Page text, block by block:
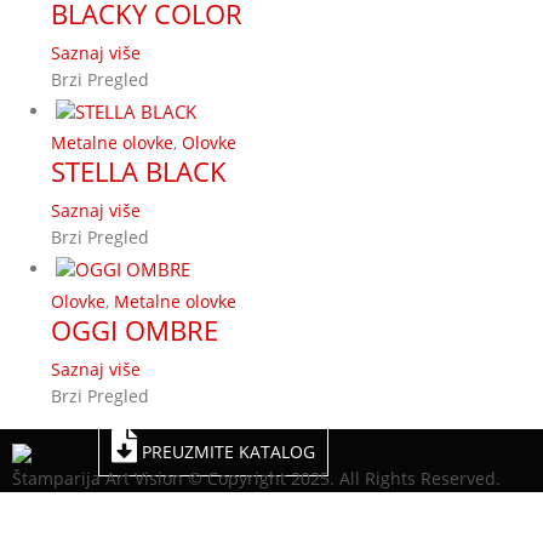
BLACKY COLOR
Saznaj više
Brzi Pregled
Metalne olovke, Olovke
STELLA BLACK
Saznaj više
Brzi Pregled
Olovke, Metalne olovke
OGGI OMBRE
Saznaj više
Brzi Pregled
PREUZMITE KATALOG
Štamparija Art Vision © Copyright 2025. All Rights Reserved.